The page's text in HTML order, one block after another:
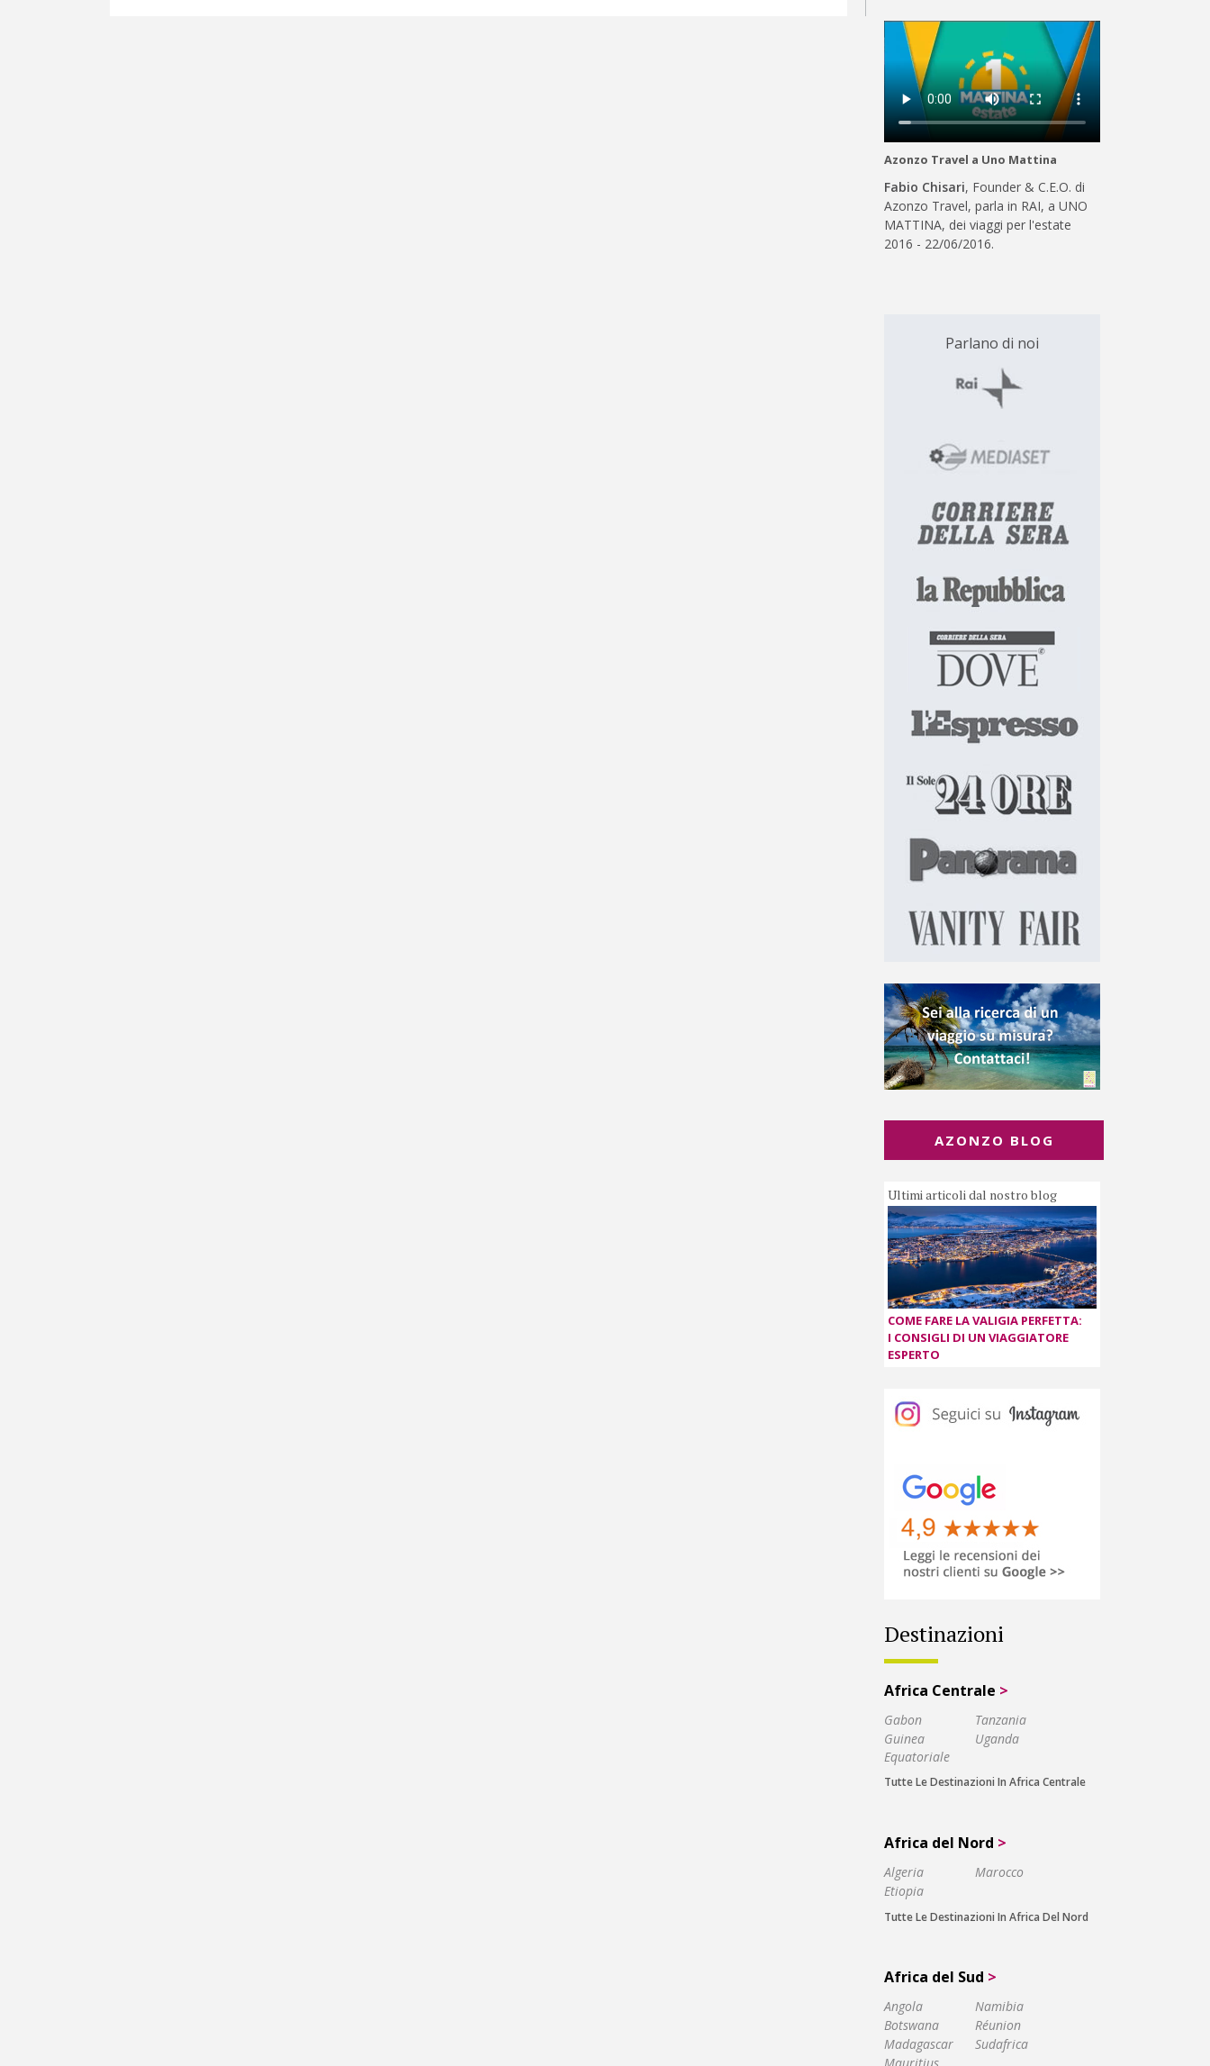
Azonzo Travel a Uno Mattina
Fabio Chisari, Founder & C.E.O. di
Azonzo Travel, parla in RAI, a UNO
MATTINA, dei viaggi per l'estate
2016 - 22/06/2016.
Parlano di noi
AZONZO BLOG
Ultimi articoli dal nostro blog
COME FARE LA VALIGIA PERFETTA:
I CONSIGLI DI UN VIAGGIATORE
ESPERTO
Destinazioni
Africa Centrale >
Gabon
Guinea
Equatoriale
Tanzania
Uganda
Tutte Le Destinazioni In Africa Centrale
Africa del Nord >
Algeria
Etiopia
Marocco
Tutte Le Destinazioni In Africa Del Nord
Africa del Sud >
Angola
Botswana
Madagascar
Namibia
Réunion
Sudafrica